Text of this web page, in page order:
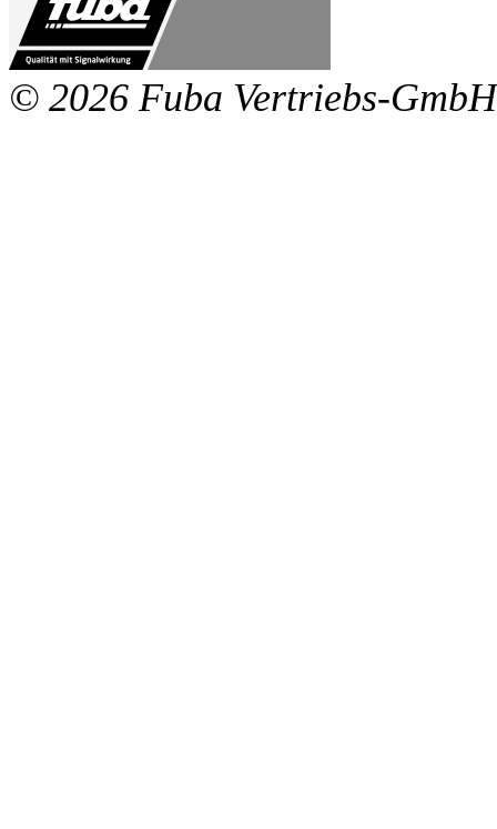
© 2026 Fuba Vertriebs-GmbH